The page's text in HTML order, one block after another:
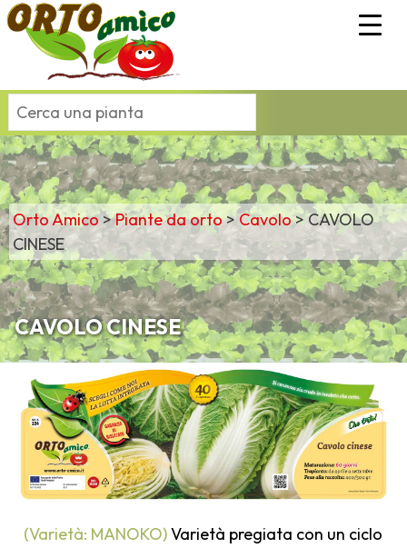
Orto Amico>Piante da orto>Cavolo>CAVOLO
CINESE
CAVOLO CINESE
(Varietà: MANOKO)Varietà pregiata con un ciclo